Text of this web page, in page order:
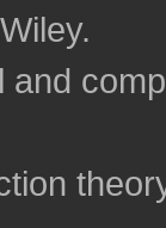
and